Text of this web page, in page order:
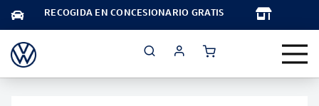
RECOGIDA EN CONCESIONARIO GRATIS